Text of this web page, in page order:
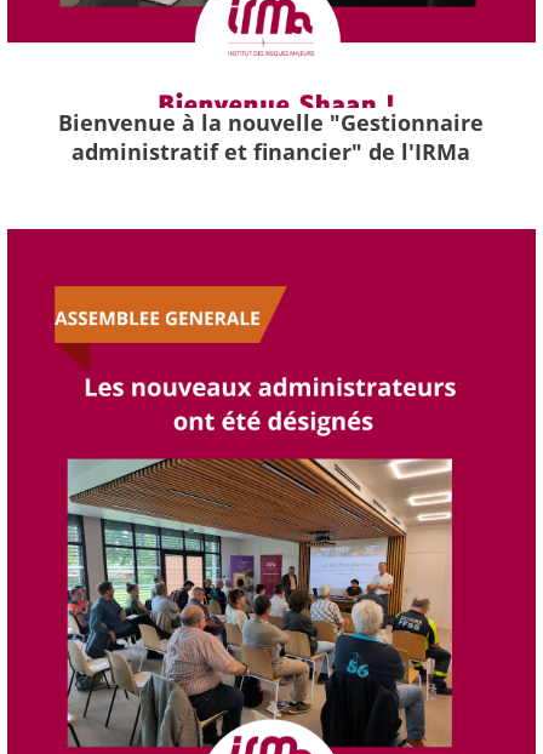
Bienvenue à la nouvelle "Gestionnaire
administratif et financier" de l'IRMa